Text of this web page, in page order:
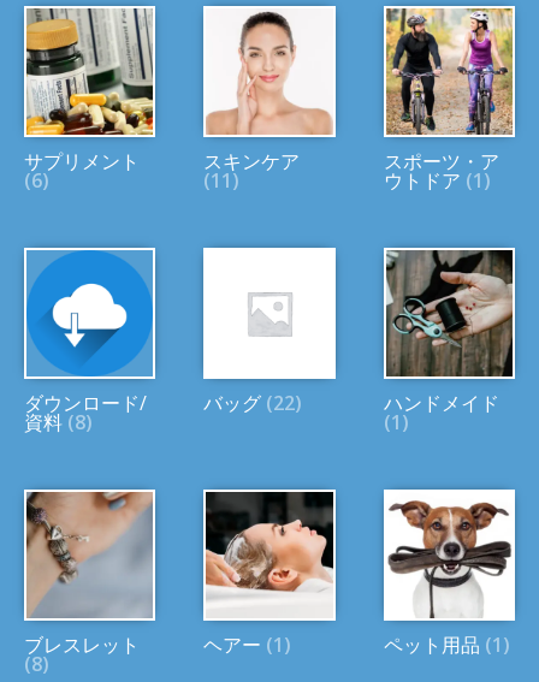
サプリメント
(6)
スキンケア
(11)
スポーツ・ア
ウトドア (1)
ダウンロード/
資料 (8)
バッグ (22) ハンドメイド
(1)
ブレスレット
(8)
ヘアー (1) ペット用品 (1)